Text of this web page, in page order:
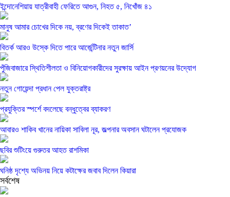
ইন্দোনেশিয়ায় যাত্রীবাহী ফেরিতে আগুন, নিহত ৫, নিখোঁজ ৪১
মানুষ আমার চোখের দিকে নয়, ব্রণের দিকেই তাকাত’
বিতর্ক আরও উস্কে দিতে পারে আর্জেন্টিনার নতুন জার্সি
পুঁজিবাজারে স্থিতিশীলতা ও বিনিয়োগকারীদের সুরক্ষায় আইন প্রণয়নের উদ্যোগ
নতুন গোয়েন্দা প্রধান পেল যুক্তরাষ্ট্র
প্রযুক্তির স্পর্শে বদলেছে বন্ধুত্বের ব্যাকরণ
আবারও শাকিব খানের নায়িকা সাবিলা নূর, জল্পনার অবসান ঘটালেন প্রযোজক
ছবির শুটিংয়ে গুরুতর আহত রাশমিকা
ঘনিষ্ঠ দৃশ্যে অভিনয় নিয়ে কটাক্ষের জবাব দিলেন কিয়ারা
সর্বশেষ